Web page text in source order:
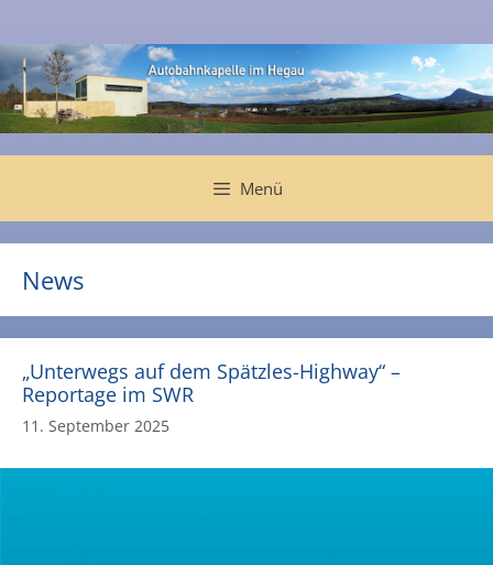
springen
Menü
News
„Unterwegs auf dem Spätzles-Highway“ –
Reportage im SWR
11. September 2025